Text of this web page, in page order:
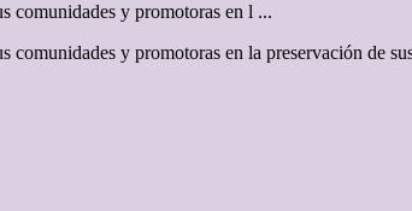
comunidades y promotoras en l ...
comunidades y promotoras en la preservación de